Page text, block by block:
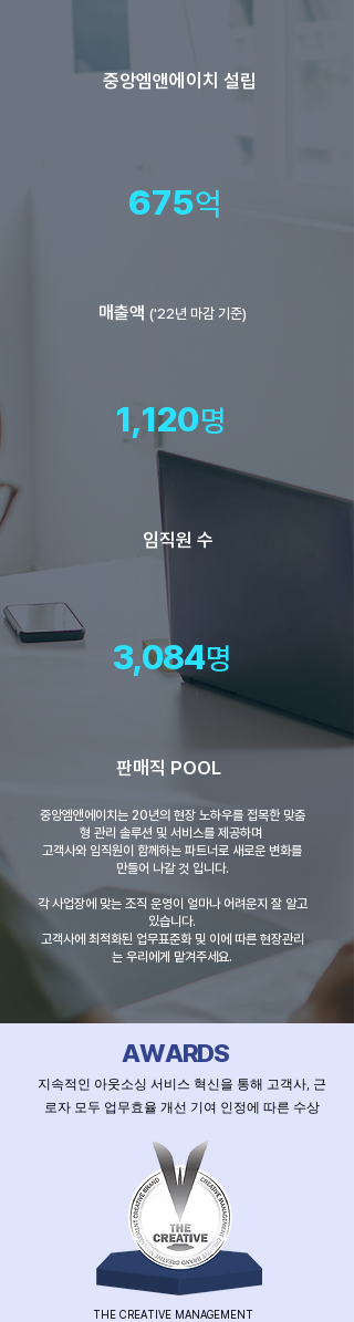
중앙엠앤에이치 설립
675억
매출액 ('22년 마감 기준)
1,120명
임직원 수
3,084명
판매직 POOL
중앙엠앤에이치는 20년의 현장 노하우를 접목한 맞춤
형 관리 솔루션 및 서비스를 제공하며
고객사와 임직원이 함께하는 파트너로 새로운 변화를
만들어 나갈 것 입니다.
각 사업장에 맞는 조직 운영이 얼마나 어려운지 잘 알고
있습니다.
고객사에 최적화된 업무표준화 및 이에 따른 현장관리
는 우리에게 맡겨주세요.
AWARDS
지속적인 아웃소싱 서비스 혁신을 통해 고객사, 근
로자 모두 업무효율 개선 기여 인정에 따른 수상
THE CREATIVE MANAGEMENT